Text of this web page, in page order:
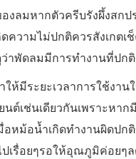
งลมหากตัวครีบรังผึ้งสก
วามไม่ปกติควรสังเกตเ
าพัดลมมีการทำงานที่ปก
ห้มีระยะเวลาการใช้งา
ต์เช่นเดียวกันเพราะหา
อหม้อน้ำเกิดทำงานผิด
เรื่อยๆรอให้อุณภูมิค่อยๆ